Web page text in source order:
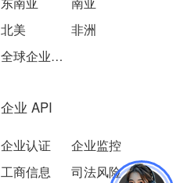
北美
非洲
全球企业数据
企业 API
企业认证
企业监控
工商信息
司法风险